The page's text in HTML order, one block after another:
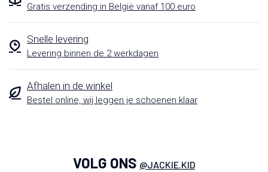
Gratis verzending in België vanaf 100 euro
Snelle levering
Levering binnen de 2 werkdagen
Afhalen in de winkel
Bestel online, wij leggen je schoenen klaar
VOLG ONS @JACKIE.KID